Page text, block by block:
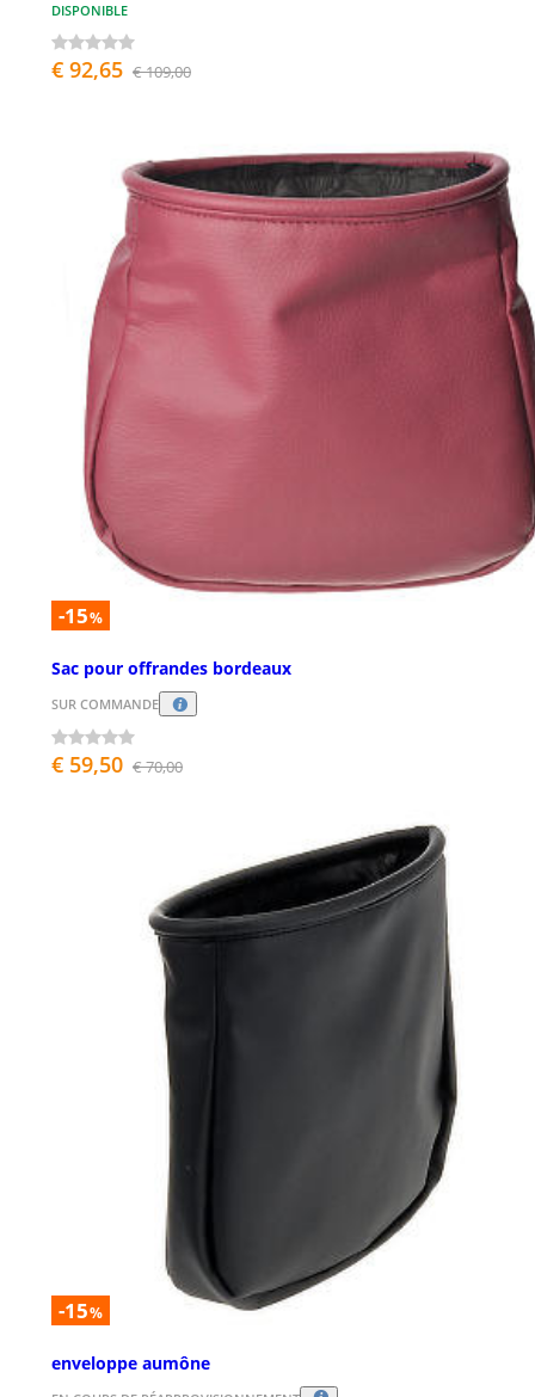
DISPONIBLE
€ 92,65 € 109,00
-15%
Sac pour offrandes bordeaux
SUR COMMANDE
€ 59,50 € 70,00
-15%
enveloppe aumône